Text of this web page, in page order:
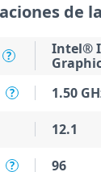
de
?
Intel®
? 1.50
12.1
? 96